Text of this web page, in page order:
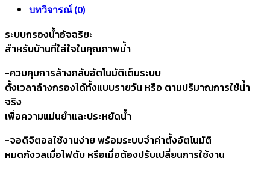
บทวิจารณ์ (0)
ระบบกรองน้ำอัจฉริยะ
สำหรับบ้านที่ใส่ใจในคุณภาพน้ำ
-ควบคุมการล้างกลับอัตโนมัติเต็มระบบ
ตั้งเวลาล้างกรองได้ทั้งแบบรายวัน หรือ ตามปริมาณการใช้น้ำ
จริง
เพื่อความแม่นยำและประหยัดน้ำ
-จอดิจิตอลใช้งานง่าย พร้อมระบบจำค่าตั้งอัตโนมัติ
หมดกังวลเมื่อไฟดับ หรือเมื่อต้องปรับเปลี่ยนการใช้งาน